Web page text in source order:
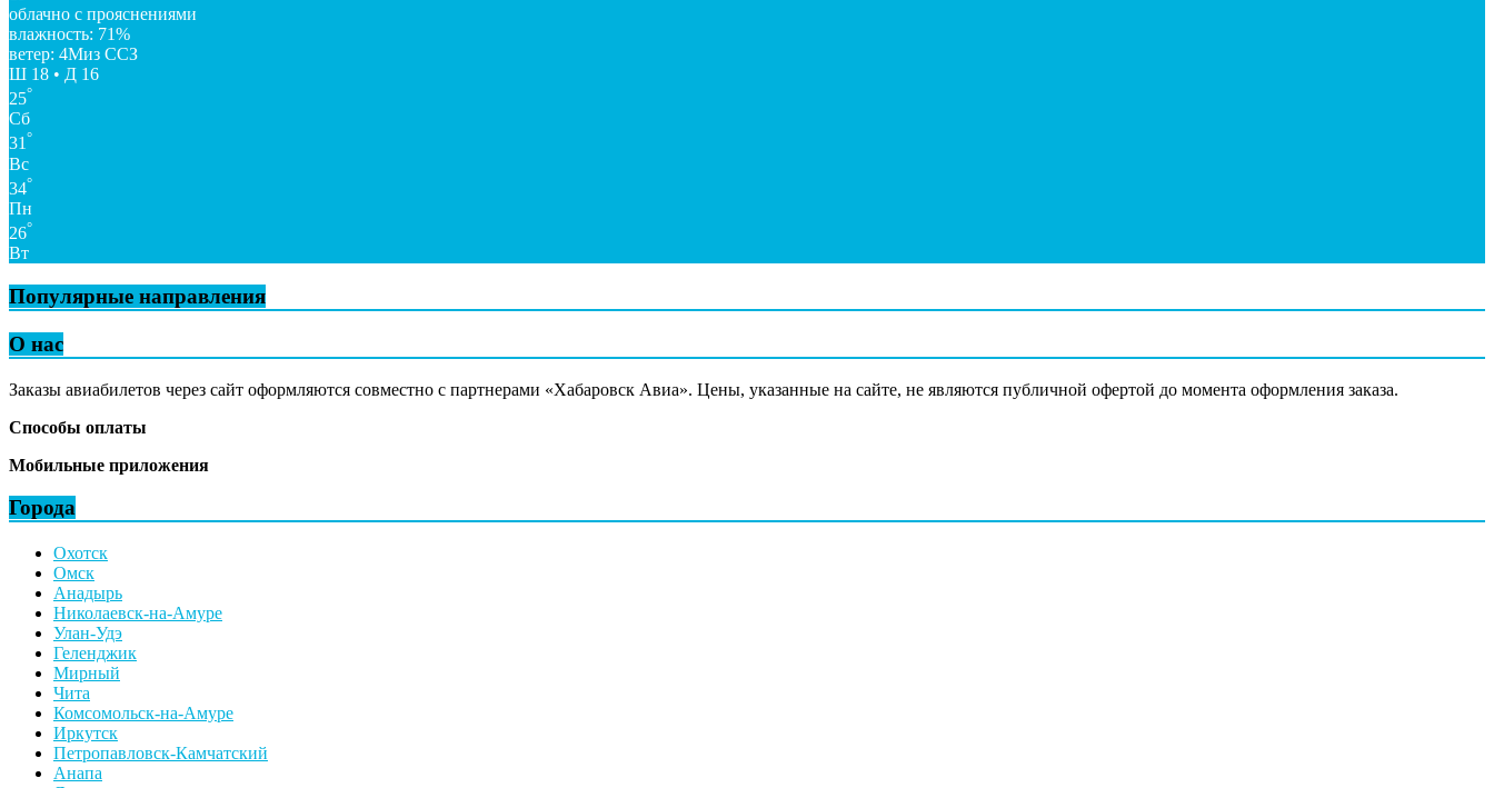
облачно с прояснениями
влажность: 71%
ветер: 4Миз ССЗ
Ш 18 • Д 16
25°
Сб
31°
Вс
34°
Пн
26°
Вт
Популярные направления
О нас
Заказы авиабилетов через сайт оформляются совместно с партнерами «Хабаровск Авиа». Цены, указанные на сайте, не являются публичной офертой до момента оформления заказа.
Способы оплаты
Мобильные приложения
Города
Охотск
Омск
Анадырь
Николаевск-на-Амуре
Улан-Удэ
Геленджик
Мирный
Чита
Комсомольск-на-Амуре
Иркутск
Петропавловск-Камчатский
Анапа